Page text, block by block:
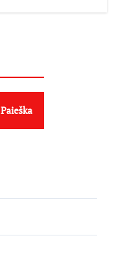
Paieška